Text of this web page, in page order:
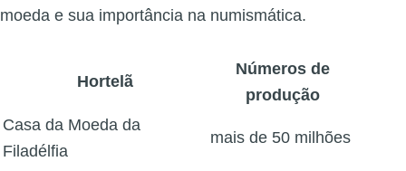
moeda e sua importância na numismática.
Hortelã
Números de
produção
Casa da Moeda da
Filadélfia
mais de 50 milhões